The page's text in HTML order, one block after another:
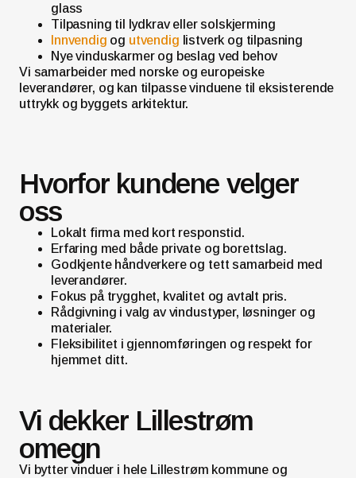
glass
Tilpasning til lydkrav eller solskjerming
Innvendig og utvendig listverk og tilpasning
Nye vinduskarmer og beslag ved behov
Vi samarbeider med norske og europeiske
leverandører, og kan tilpasse vinduene til eksisterende
uttrykk og byggets arkitektur.
Hvorfor kundene velger
oss
Lokalt firma med kort responstid.
Erfaring med både private og borettslag.
Godkjente håndverkere og tett samarbeid med
leverandører.
Fokus på trygghet, kvalitet og avtalt pris.
Rådgivning i valg av vindustyper, løsninger og
materialer.
Fleksibilitet i gjennomføringen og respekt for
hjemmet ditt.
Vi dekker Lillestrøm
omegn
Vi bytter vinduer i hele Lillestrøm kommune og